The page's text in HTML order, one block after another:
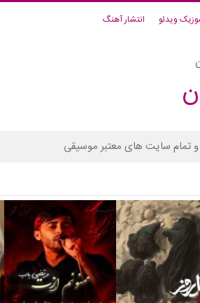
ویدئو انتشار آهنگ
سایت های معتبر موسیقی